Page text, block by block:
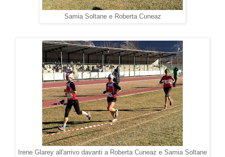
Samia Soltane e Roberta Cuneaz
Irene Glarey all'arrivo davanti a Roberta Cuneaz e Samia Soltane